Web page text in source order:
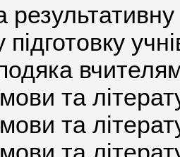
підготовку
мови та
мови та